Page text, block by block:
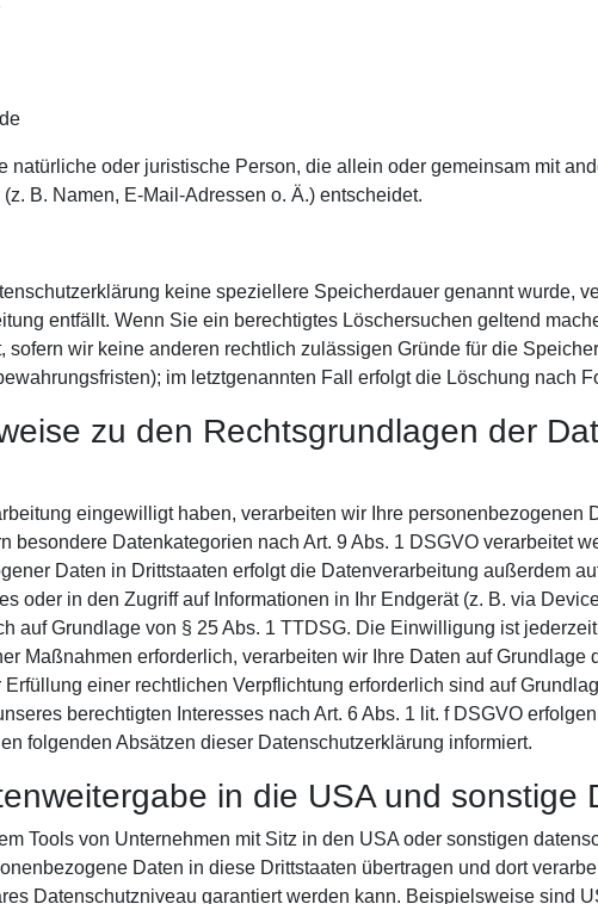
natürliche oder juristische Person, die allein oder gemeinsam mit
B. Namen, E-Mail-Adressen o. Ä.) entscheidet.
keine speziellere Speicherdauer genannt wurde,
entfällt. Wenn Sie ein berechtigtes Löschersuchen geltend
sofern wir keine anderen rechtlich zulässigen Gründe für die
im letztgenannten Fall erfolgt die Löschung nach
zu den Rechtsgrundlagen der
eingewilligt haben, verarbeiten wir Ihre personenbezogenen
besondere Datenkategorien nach Art. 9 Abs. 1 DSGVO verarbeitet
Daten in Drittstaaten erfolgt die Datenverarbeitung außerdem
oder in den Zugriff auf Informationen in Ihr Endgerät (z. B. via
auf Grundlage von § 25 Abs. 1 TTDSG. Die Einwilligung ist
Maßnahmen erforderlich, verarbeiten wir Ihre Daten auf
Erfüllung einer rechtlichen Verpflichtung erforderlich sind auf
berechtigten Interesses nach Art. 6 Abs. 1 lit. f DSGVO
folgenden Absätzen dieser Datenschutzerklärung informiert.
in die USA und sonstige
Tools von Unternehmen mit Sitz in den USA oder sonstigen
Daten in diese Drittstaaten übertragen und dort
Datenschutzniveau garantiert werden kann. Beispielsweise sind